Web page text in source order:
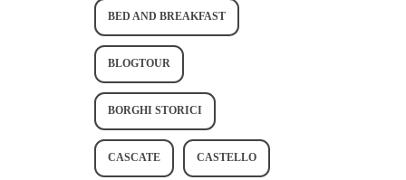
BED AND BREAKFAST
BLOGTOUR
BORGHI STORICI
CASCATE CASTELLO